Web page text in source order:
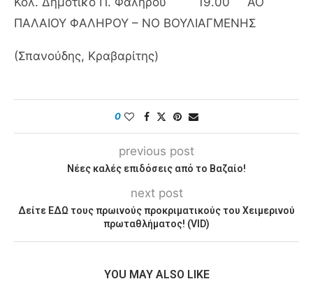
ΠΑΛΑΙΟΥ ΦΑΛΗΡΟΥ – ΝΟ ΒΟΥΛΙΑΓΜΕΝΗΣ
(Σπανούδης, Κραβαρίτης)
0
previous post
Νέες καλές επιδόσεις από το Βαζαίο!
next post
Δείτε ΕΔΩ τους πρωινούς προκριματικούς του Χειμερινού
πρωταθλήματος! (VID)
YOU MAY ALSO LIKE